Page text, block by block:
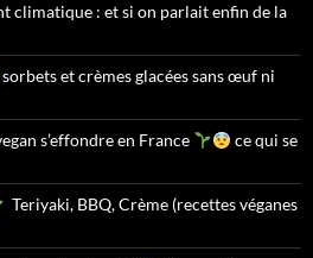
climatique : et si on parlait enfin de la
sorbets et crèmes glacées sans œuf ni
s’effondre en France
ce qui se
Teriyaki, BBQ, Crème (recettes véganes